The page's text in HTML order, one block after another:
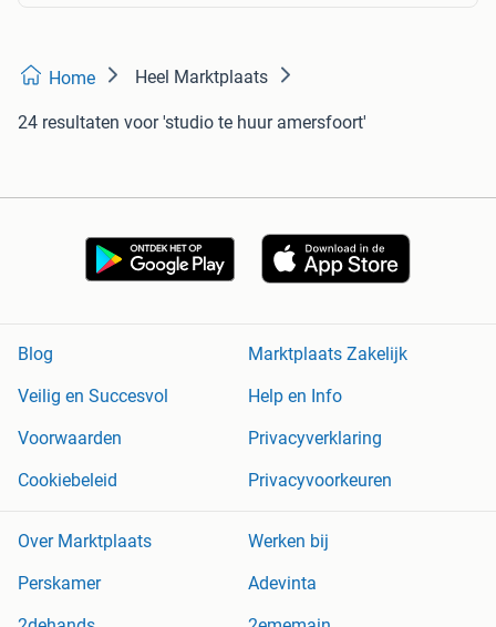
Home Heel Marktplaats
24 resultaten voor 'studio te huur amersfoort'
Blog
Marktplaats Zakelijk
Veilig en Succesvol
Help en Info
Voorwaarden
Privacyverklaring
Cookiebeleid
Privacyvoorkeuren
Over Marktplaats
Werken bij
Perskamer
Adevinta